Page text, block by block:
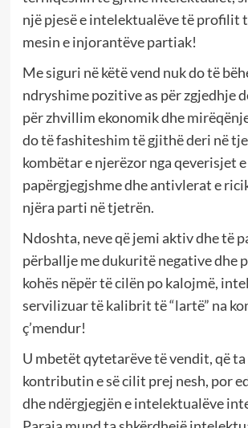
një pjesë e intelektualëve të profilit
mesin e injorantëve partiak!
Me siguri në këtë vend nuk do të
ndryshime pozitive as për zgjedhje
për zhvillim ekonomik dhe
do të fashiteshim të gjithë deri në
kombëtar e njerëzor nga qeverisjet e
papërgjegjshme dhe antivlerat e
njëra parti në tjetrën.
Ndoshta, neve që jemi aktiv dhe të
përballje me dukuritë negative dhe
kohës nëpër të cilën po kalojmë,
servilizuar të kalibrit të “lartë” na
ç’mendur!
U mbetët qytetarëve të vendit, që
kontributin e së cilit prej nesh, por
dhe ndërgjegjën e intelektualëve